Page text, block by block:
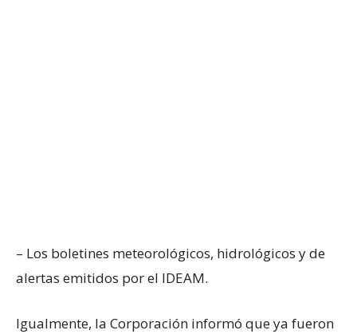
– Los boletines meteorológicos, hidrológicos y de
alertas emitidos por el IDEAM.
Igualmente, la Corporación informó que ya fueron